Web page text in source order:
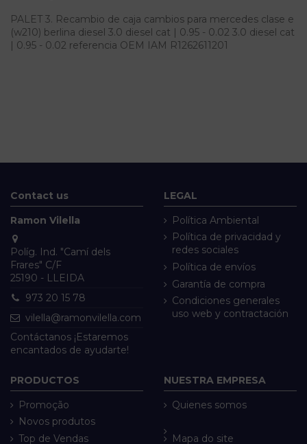
PALET 3. Recambio de caja cambios para mercedes clase e
(w210) berlina diesel 3.0 diesel cat | 0.95 - 0.02 3.0 diesel cat
| 0.95 - 0.02 referencia OEM IAM R1262611201
Contact us
Ramon Vilella
Políg. Ind. "Camí dels
Frares" C/F
25190 - LLEIDA
973 20 15 78
vilella@ramonvilella.com
Contáctanos ¡Estaremos
encantados de ayudarte!
LEGAL
Política Ambiental
Política de privacidad y
redes sociales
Política de envíos
Garantía de compra
Condiciones generales
uso web y contractación
PRODUCTOS
Promoção
Novos produtos
Top de Vendas
NUESTRA EMPRESA
Quienes somos
Mapa do site